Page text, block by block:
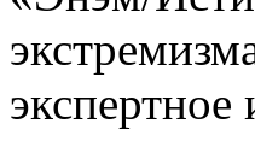
экспертное